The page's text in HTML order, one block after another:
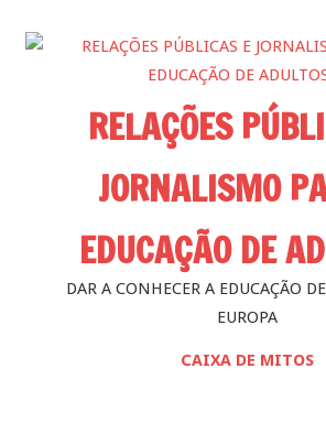
RELAÇÕES
JORNALISMO
EDUCAÇÃO DE
DAR A CONHECER A EDUCAÇÃO
EUROPA
CAIXA DE MITOS